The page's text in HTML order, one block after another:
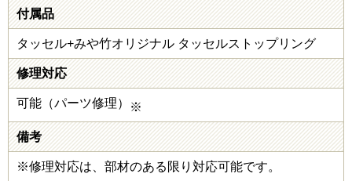
付属品
タッセル+みや竹オリジナル タッセルストップリング
修理対応
可能（パーツ修理） ※
備考
※修理対応は、部材のある限り対応可能です。